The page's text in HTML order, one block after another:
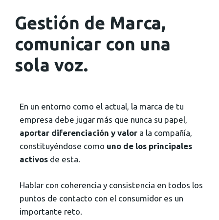
Gestión de Marca,
comunicar con una
sola voz.
En un entorno como el actual, la marca de tu
empresa debe jugar más que nunca su papel,
aportar diferenciación y valor a la compañía,
constituyéndose como uno de los principales
activos de esta.
Hablar con coherencia y consistencia en todos los
puntos de contacto con el consumidor es un
importante reto.